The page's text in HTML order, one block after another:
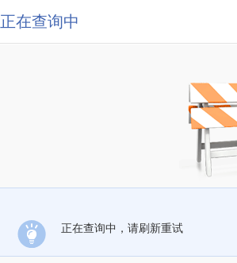
正在查询中
正在查询中，请刷新重试